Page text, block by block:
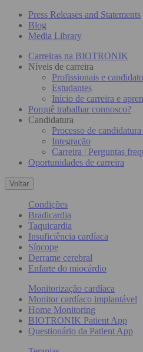
Press Releases and Statements
Blog
Media Library
Carreiras na BIOTRONIK
Níveis de carreira
Profissionais e
Estudantes
Início de carreira e
Porquê trabalhar connosco?
Candidatura
Processo de candidatura
Integração
Carreira | Perguntas
Oportunidades de carreira
Voltar
Condições
Bradicardia
Taquicardia
Insuficiência cardíaca
Síncope
Derrame cerebral
Enfarte do miocárdio
Monitorização cardíaca
Monitor cardíaco implantável
Home Monitoring
BIOTRONIK Patient App
Questionário da Patient App